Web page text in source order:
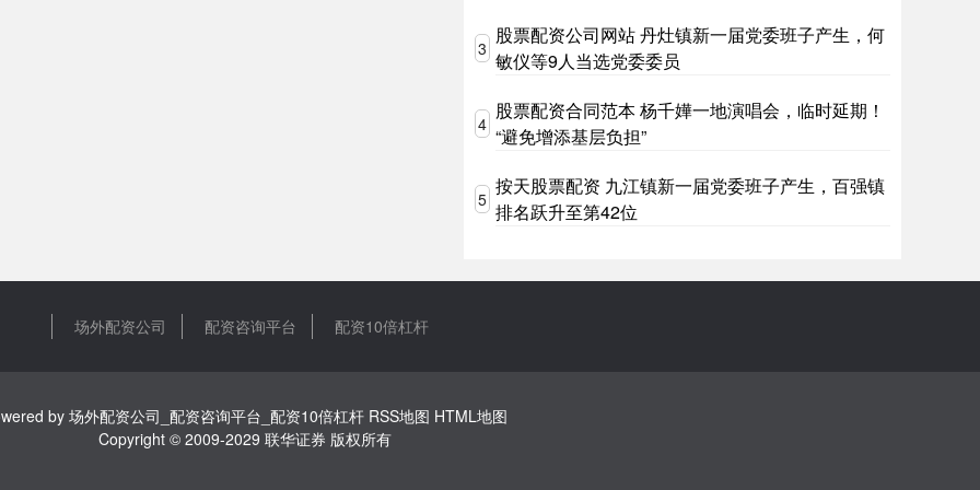
3
股票配资公司网站 丹灶镇新一届党委班子产生，何
敏仪等9人当选党委委员
4
股票配资合同范本 杨千嬅一地演唱会，临时延期！
“避免增添基层负担”
5
按天股票配资 九江镇新一届党委班子产生，百强镇
排名跃升至第42位
场外配资公司 配资咨询平台 配资10倍杠杆
by 场外配资公司_配资咨询平台_配资10倍杠杆 RSS地图 HTML地图
Copyright © 2009-2029 联华证券 版权所有